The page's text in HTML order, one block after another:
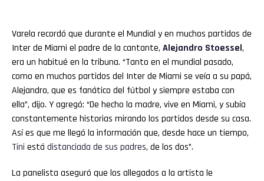
Varela recordó que durante el Mundial y en muchos partidos de
Inter de Miami el padre de la cantante, Alejandro Stoessel,
era un habitué en la tribuna. “Tanto en el mundial pasado,
como en muchos partidos del Inter de Miami se veía a su papá,
Alejandro, que es fanático del fútbol y siempre estaba con
ella”, dijo. Y agregó: “De hecho la madre, vive en Miami, y subía
constantemente historias mirando los partidos desde su casa.
Así es que me llegó la información que, desde hace un tiempo,
Tini está distanciada de sus padres, de los dos”.
La panelista aseguró que los allegados a la artista le